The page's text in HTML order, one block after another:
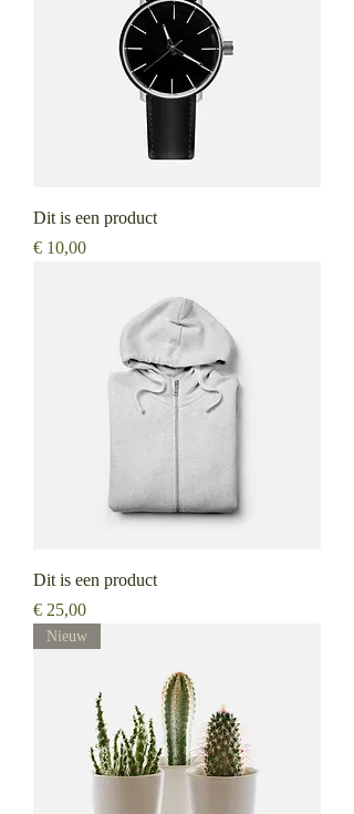
Dit is een product
Prijs
€ 10,00
Dit is een product
Prijs
€ 25,00
Nieuw